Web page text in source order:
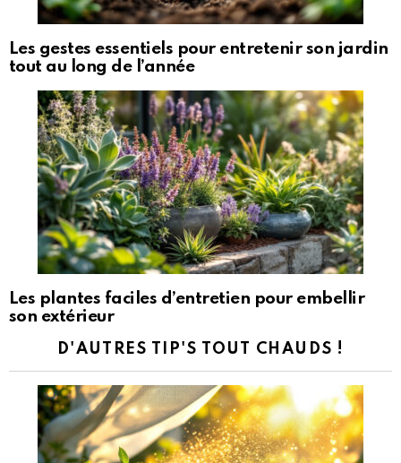
Les gestes essentiels pour entretenir son jardin
tout au long de l’année
Les plantes faciles d’entretien pour embellir
son extérieur
D'AUTRES TIP'S TOUT CHAUDS !